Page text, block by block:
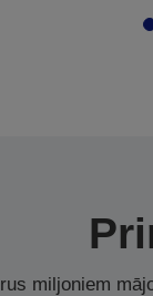
miljoniem